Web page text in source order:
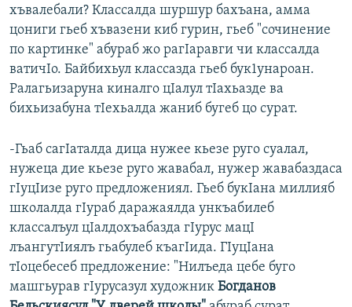
хъвалебали? Классалда шуршур бахъана, амма
цониги гьеб хъвазени киб гурин, гьеб "сочинение
по картинке" абураб жо рагIаравги чи классалда
ватичIо. Байбихьул классазда гьеб бук1унароан.
Ралагьизаруна киналго цIалул тIахьазде ва
бихьизабуна тIехьалда жаниб бугеб цо сурат.
-Гьаб сагIаталда дица нужее кьезе руго суалал,
нужеца дие кьезе руго жавабал, нужер жавабаздаса
гIуцIизе руго предложениял. Гьеб букIана миллияб
школалда гIураб даражаялда ункъабилеб
классалъул цIалдохъабазда гIурус мацI
лъангутIиялъ гьабулеб къагIида. ГIуцIана
тIоцебесеб предложение: "Нилъеда цебе буго
машгьурав гIурусазул художник Богданов